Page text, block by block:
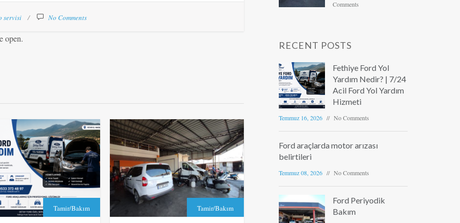
servisi No Comments
open.
Tamir/Bakım Tamir/Bakım
Comments
RECENT POSTS
Fethiye Ford Yol
Yardım Nedir? | 7/24
Acil Ford Yol Yardım
Hizmeti
Temmuz 16, 2026 No Comments
Ford araçlarda motor arızası
belirtileri
Temmuz 08, 2026 No Comments
Ford Periyodik
Bakım